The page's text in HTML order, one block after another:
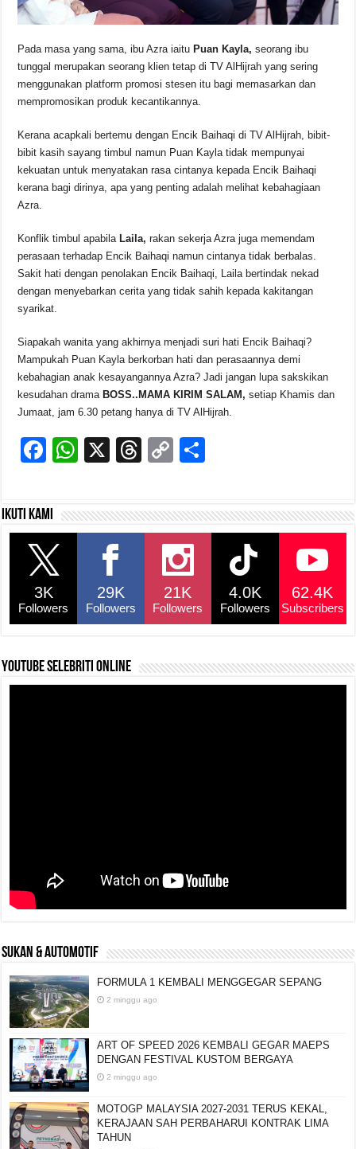
Pada masa yang sama, ibu Azra iaitu Puan Kayla,seorang ibu
tunggal merupakan seorang klien tetap di TV AlHijrah yang sering
menggunakan platform promosi stesen itu bagi memasarkan dan
mempromosikan produk kecantikannya.
Kerana acapkali bertemu dengan Encik Baihaqi di TV AlHijrah, bibit-
bibit kasih sayang timbul namun Puan Kayla tidak mempunyai
kekuatan untuk menyatakan rasa cintanya kepada Encik Baihaqi
kerana bagi dirinya, apa yang penting adalah melihat kebahagiaan
Azra.
Konflik timbul apabilaLaila,rakan sekerja Azra juga memendam
perasaan terhadap Encik Baihaqi namun cintanya tidak berbalas.
Sakit hati dengan penolakan Encik Baihaqi, Laila bertindak nekad
dengan menyebarkan cerita yang tidak sahih kepada kakitangan
syarikat.
Siapakah wanita yang akhirnya menjadi suri hati Encik Baihaqi?
Mampukah Puan Kayla berkorban hati dan perasaannya demi
kebahagian anak kesayangannya Azra? Jadi jangan lupa sakskikan
kesudahan drama BOSS..MAMA KIRIM SALAM,setiap Khamis dan
Jumaat, jam 6.30 petang hanya di TV AlHijrah.
F
c
e
b
o
o
k
W
s
p
X
T
a
C
y
Li
n
k
e
Ikuti kami
3K
Followers
29K
Followers
21K
Followers
4.0K
Followers
62.4K
Subscribers
YouTube selebriti online
SUKAN & AUTOMOTIF
FORMULA 1 KEMBALI MENGGEGAR SEPANG
2 minggu ago
ART OF SPEED 2026 KEMBALI GEGAR MAEPS
DENGAN FESTIVAL KUSTOM BERGAYA
2 minggu ago
MOTOGP MALAYSIA 2027-2031 TERUS KEKAL,
KERAJAAN SAH PERBAHARUI KONTRAK LIMA
TAHUN